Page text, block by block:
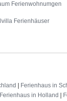
Ferienwohnumgen
Ferienhäuser
Ferienhaus in
Ferienhaus in Holland